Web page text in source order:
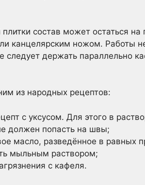
состав может остаться на
канцелярским ножом. Работы
следует держать параллельно
из народных рецептов:
с уксусом. Для этого в
должен попасть на швы;
масло, разведённое в равных
мыльным раствором;
с кафеля.